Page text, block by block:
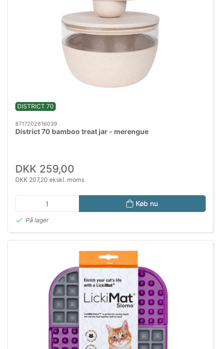
DISTRICT 70
8717202616039
District 70 bamboo treat jar - merengue
DKK 259,00
DKK 207,20 ekskl. moms
Køb nu
På lager